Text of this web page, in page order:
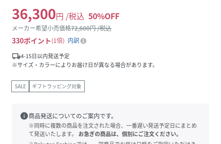
36,300円 /税込 50%OFF
メーカー希望小売価格72,600円 /税込
330ポイント 1倍
内訳
local_shipping4-15日以内発送予定
※サイズ・カラーによりお届け日が異なる場合があります。
SALE ギフトラッピング対象
info商品発送についてのご案内です。
※同時に複数の商品を注文された場合、一番遅い発送予定日にまとめ
て発送いたします。
お急ぎの商品は、個別にご注文ください。